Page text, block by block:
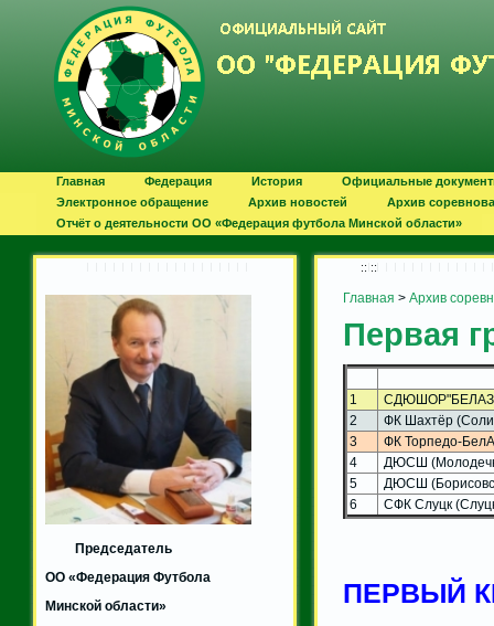
Главная Федерация История
Официальные
Электронное обращение
Архив новостей
Архив
Отчёт о деятельности ОО «Федерация футбола Минской области»
Председатель
ОО «Федерация Футбола
Минской области»
:: ::
Главная > Архив
Первая
1
2
ФК Шахтёр
3
ФК Торпедо-
4
ДЮСШ
5
ДЮСШ
6
СФК Слуцк
ПЕРВЫЙ